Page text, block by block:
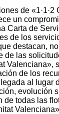
de «1·1·2
un
Carta de
de los
destacan,
de las
Valenciana»,
de los
al lugar
evolución
de todas las